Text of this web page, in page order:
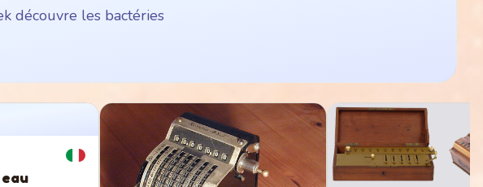
découvre les bactéries